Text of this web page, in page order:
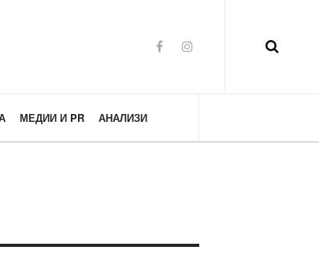
МЕДИИ И PR АНАЛИЗИ